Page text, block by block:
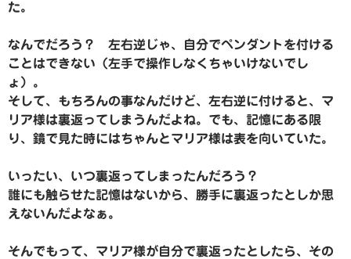
た。
なんでだろう？ 左右逆じゃ、自分でペンダントを付ける
ことはできない（左手で操作しなくちゃいけないでし
ょ）。
そして、もちろんの事なんだけど、左右逆に付けると、マ
リア様は裏返ってしまうんだよね。でも、記憶にある限
り、鏡で見た時にはちゃんとマリア様は表を向いていた。
いったい、いつ裏返ってしまったんだろう？
誰にも触らせた記憶はないから、勝手に裏返ったとしか思
えないんだよなぁ。
そんでもって、マリア様が自分で裏返ったとしたら、その